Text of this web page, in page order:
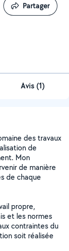
Partager
Partager
Avis (1)
des travaux
de
Mon
de manière
de chaque
propre,
et les normes
contraintes du
soit réalisée